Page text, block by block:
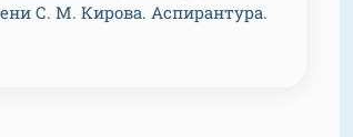
С. М. Кирова. Аспирантура.